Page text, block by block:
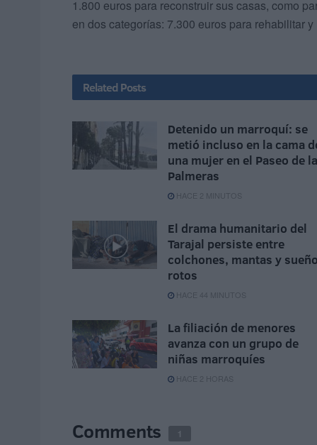
1.800 euros para reconstruir sus casas, como
en dos categorías: 7.300 euros para rehabilitar
Related Posts
Detenido un marroquí: se
metió incluso en la cama
una mujer en el Paseo de
Palmeras
HACE 2 MINUTOS
El drama humanitario del
Tarajal persiste entre
colchones, mantas y
rotos
HACE 44 MINUTOS
La filiación de menores
avanza con un grupo de
niñas marroquíes
HACE 2 HORAS
Comments 1